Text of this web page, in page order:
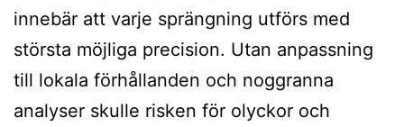
innebär att varje sprängning utförs med
största möjliga precision. Utan anpassning
till lokala förhållanden och noggranna
analyser skulle risken för olyckor och